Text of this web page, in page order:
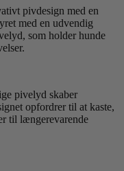
pivdesign med en
med en udvendig
som holder hunde
pivelyd skaber
opfordrer til at kaste,
til længerevarende